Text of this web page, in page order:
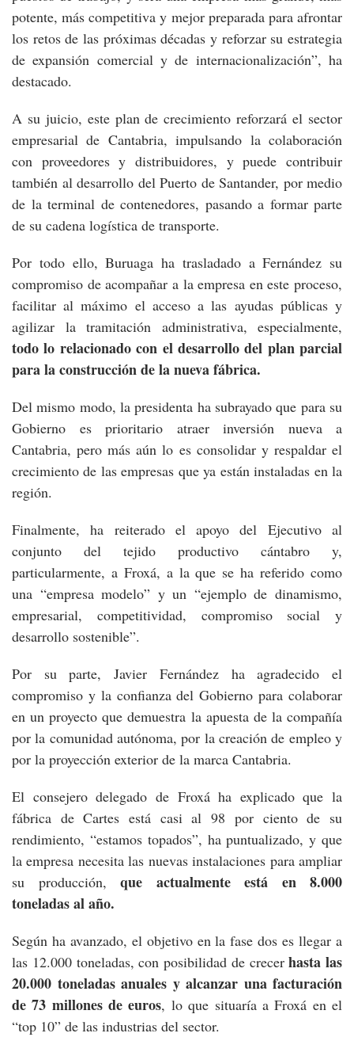
potente, más competitiva y mejor preparada para afrontar
los retos de las próximas décadas y reforzar su estrategia
de expansión comercial y de internacionalización”, ha
destacado.
A su juicio, este plan de crecimiento reforzará el sector
empresarial de Cantabria, impulsando la colaboración
con proveedores y distribuidores, y puede contribuir
también al desarrollo del Puerto de Santander, por medio
de la terminal de contenedores, pasando a formar parte
de su cadena logística de transporte.
Por todo ello, Buruaga ha trasladado a Fernández su
compromiso de acompañar a la empresa en este proceso,
facilitar al máximo el acceso a las ayudas públicas y
agilizar la tramitación administrativa, especialmente,
todo lo relacionado con el desarrollo del plan parcial
para la construcción de la nueva fábrica.
Del mismo modo, la presidenta ha subrayado que para su
Gobierno es prioritario atraer inversión nueva a
Cantabria, pero más aún lo es consolidar y respaldar el
crecimiento de las empresas que ya están instaladas en la
región.
Finalmente, ha reiterado el apoyo del Ejecutivo al
conjunto del tejido productivo cántabro y,
particularmente, a Froxá, a la que se ha referido como
una “empresa modelo” y un “ejemplo de dinamismo,
empresarial, competitividad, compromiso social y
desarrollo sostenible”.
Por su parte, Javier Fernández ha agradecido el
compromiso y la confianza del Gobierno para colaborar
en un proyecto que demuestra la apuesta de la compañía
por la comunidad autónoma, por la creación de empleo y
por la proyección exterior de la marca Cantabria.
El consejero delegado de Froxá ha explicado que la
fábrica de Cartes está casi al 98 por ciento de su
rendimiento, “estamos topados”, ha puntualizado, y que
la empresa necesita las nuevas instalaciones para ampliar
su producción, que actualmente está en 8.000
toneladas al año.
Según ha avanzado, el objetivo en la fase dos es llegar a
las 12.000 toneladas, con posibilidad de crecerhasta las
20.000 toneladas anuales y alcanzar una facturación
de 73 millones de euros, lo que situaría a Froxá en el
“top 10” de las industrias del sector.